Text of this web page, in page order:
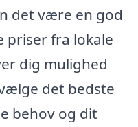
det være en god
priser fra lokale
dig mulighed
det bedste
behov og dit